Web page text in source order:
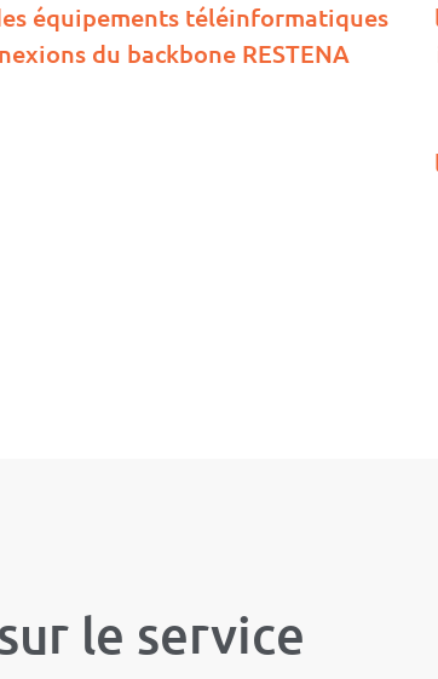
équipements téléinformatiques
du backbone RESTENA
le service